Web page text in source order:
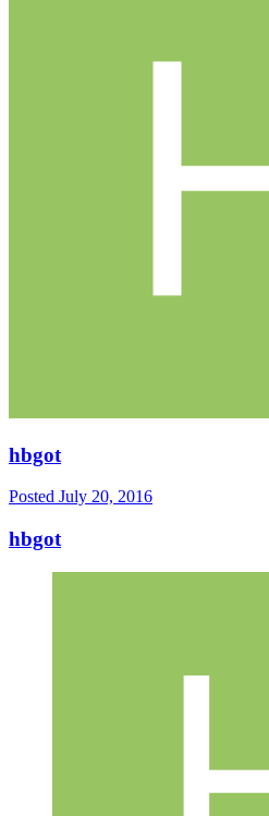
hbgot
Posted July 20, 2016
hbgot